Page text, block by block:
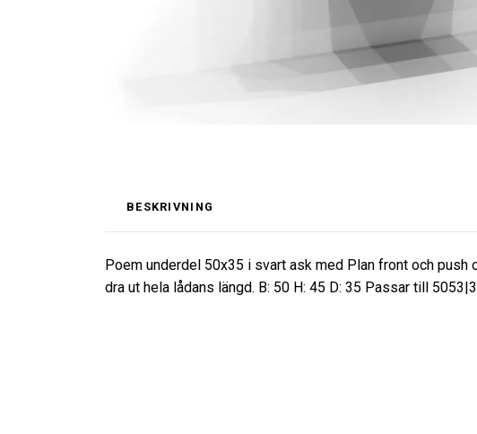
BESKRIVNING
Poem underdel 50x35 i svart ask med Plan front och
dra ut hela lådans längd. B: 50 H: 45 D: 35 Passar till